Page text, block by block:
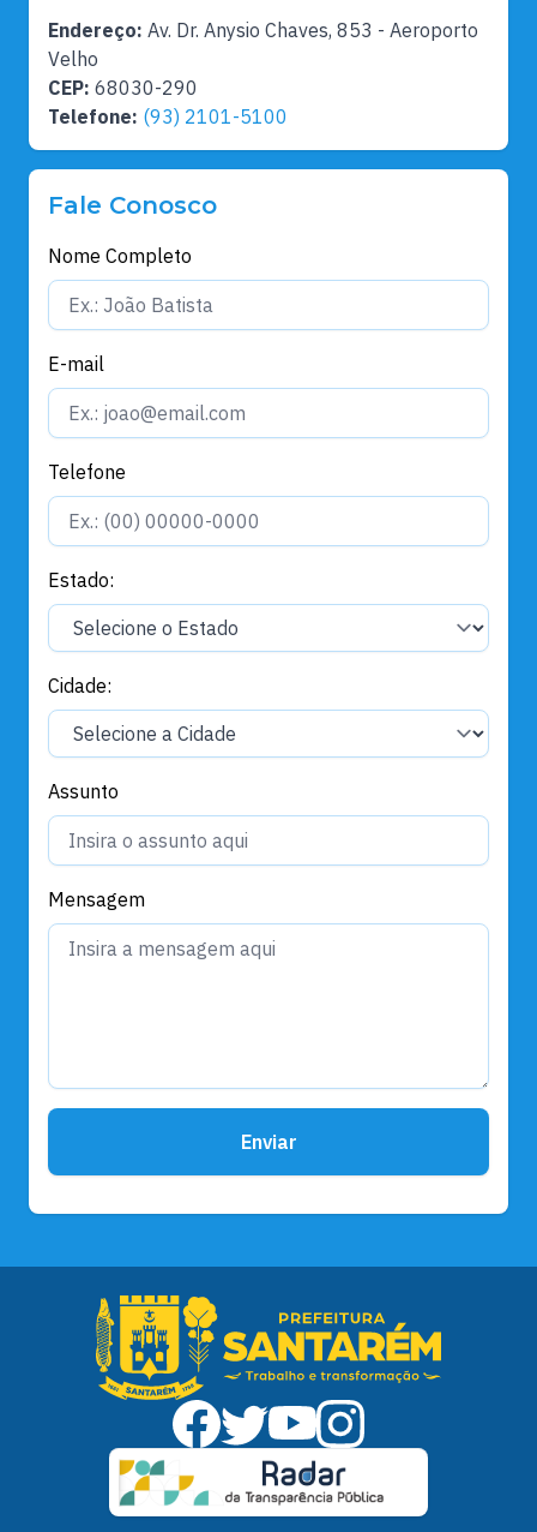
Endereço: Av. Dr. Anysio Chaves, 853 - Aeroporto
Velho
CEP: 68030-290
Telefone: (93) 2101-5100
Fale Conosco
Nome Completo
E-mail
Telefone
Estado:
Cidade:
Assunto
Mensagem
Enviar